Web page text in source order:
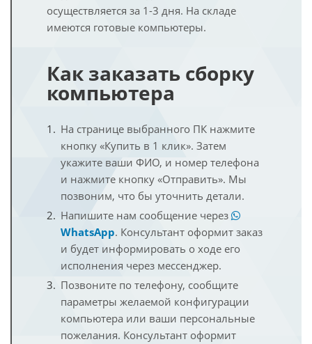
осуществляется за 1-3 дня. На складе
имеются готовые компьютеры.
Как заказать сборку
компьютера
На странице выбранного ПК нажмите
кнопку «Купить в 1 клик». Затем
укажите ваши ФИО, и номер телефона
и нажмите кнопку «Отправить». Мы
позвоним, что бы уточнить детали.
Напишите нам сообщение через
WhatsApp. Консультант оформит заказ
и будет информировать о ходе его
исполнения через мессенджер.
Позвоните по телефону, сообщите
параметры желаемой конфигурации
компьютера или ваши персональные
пожелания. Консультант оформит